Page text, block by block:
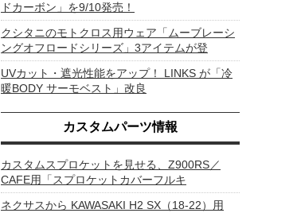
ドカーボン」を9/10発売！
クシタニのモトクロス用ウェア「ムーブレーシ
ングオフロードシリーズ」3アイテムが登
UVカット・遮光性能をアップ！ LINKS が「冷
暖BODY サーモベスト」改良
カスタムパーツ情報
カスタムスプロケットを見せる、Z900RS／
CAFE用「スプロケットカバーフルキ
ネクサスから KAWASAKI H2 SX（18-22）用